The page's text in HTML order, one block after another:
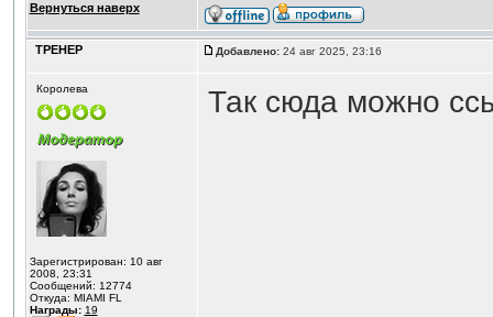
Вернуться наверх
ТРЕНЕР Добавлено:24 авг 2025, 23:16
Королева
Зарегистрирован: 10 авг
2008, 23:31
Сообщений: 12774
Откуда: MIAMI FL
Награды: 19
Так сюда можно